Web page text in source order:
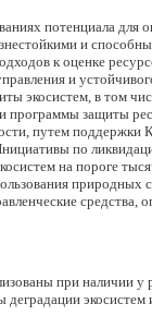
потенциала для
и
к оценке
и
в том
программы защиты
путем поддержки
по
на пороге
средства,
при наличии у